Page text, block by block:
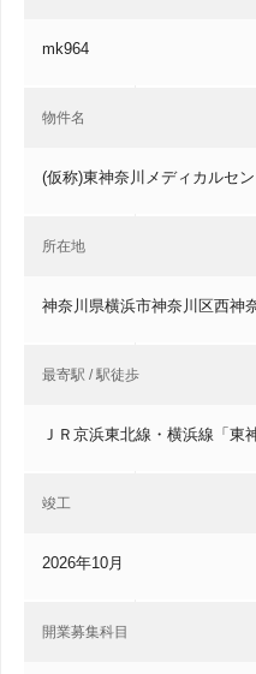
mk964
物件名
(仮称)東神奈川メディカルセ
所在地
神奈川県横浜市神奈川区西神
最寄駅 / 駅徒歩
ＪＲ京浜東北線・横浜線「東
竣工
2026年10月
開業募集科目